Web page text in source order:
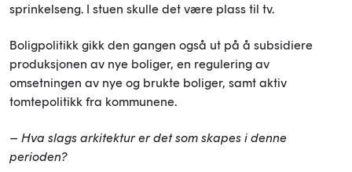
sprinkelseng. I stuen skulle det være plass til tv.
Boligpolitikk gikk den gangen også ut på å subsidiere
produksjonen av nye boliger, en regulering av
omsetningen av nye og brukte boliger, samt aktiv
tomtepolitikk fra kommunene.
– Hva slags arkitektur er det som skapes i denne
perioden?